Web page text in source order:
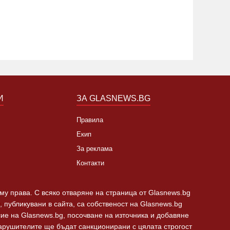
ЗА GLASNEWS.BG
Правила
Екип
За реклама
Контакти
права. С всяко отваряне на страница от Glasnews.bg
в сайта, са собственост на Glasnews.bg
на Glasnews.bg, посочване на източника и добавяне
ще бъдат санкционирани с цялата строгост